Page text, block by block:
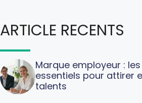
ARTICLE RECENTS
Marque employeur :
essentiels pour attirer
talents